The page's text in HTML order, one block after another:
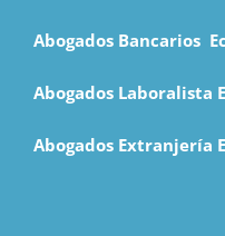
Abogados Bancarios
Abogados Laboralista
Abogados Extranjería